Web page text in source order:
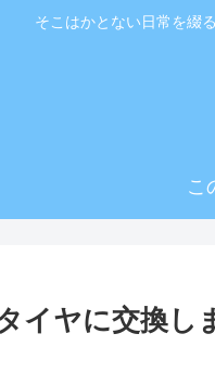
そこはかとない日常を綴
こ
イヤに交換し